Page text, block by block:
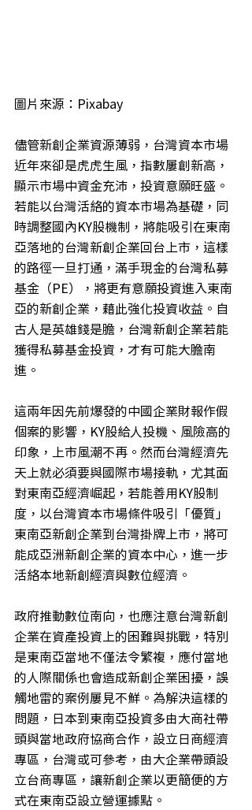
圖片來源：Pixabay
儘管新創企業資源薄弱，台灣資本市場
近年來卻是虎虎生風，指數屢創新高，
顯示市場中資金充沛，投資意願旺盛。
若能以台灣活絡的資本市場為基礎，同
時調整國內KY股機制，將能吸引在東南
亞落地的台灣新創企業回台上市，這樣
的路徑一旦打通，滿手現金的台灣私募
基金（PE），將更有意願投資進入東南
亞的新創企業，藉此強化投資收益。自
古人是英雄錢是膽，台灣新創企業若能
獲得私募基金投資，才有可能大膽南
進。
這兩年因先前爆發的中國企業財報作假
個案的影響，KY股給人投機、風險高的
印象，上市風潮不再。然而台灣經濟先
天上就必須要與國際市場接軌，尤其面
對東南亞經濟崛起，若能善用KY股制
度，以台灣資本市場條件吸引「優質」
東南亞新創企業到台灣掛牌上市，將可
能成亞洲新創企業的資本中心，進一步
活絡本地新創經濟與數位經濟。
政府推動數位南向，也應注意台灣新創
企業在資產投資上的困難與挑戰，特別
是東南亞當地不僅法令繁複，應付當地
的人際關係也會造成新創企業困擾，誤
觸地雷的案例屢見不鮮。為解決這樣的
問題，日本到東南亞投資多由大商社帶
頭與當地政府協商合作，設立日商經濟
專區，台灣或可參考，由大企業帶頭設
立台商專區，讓新創企業以更簡便的方
式在東南亞設立營運據點。